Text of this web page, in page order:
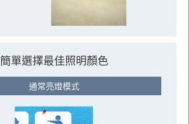
簡單選擇最佳照明顏色
通常亮燈模式